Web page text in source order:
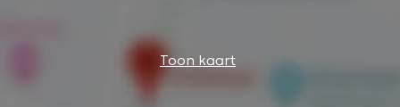
Toon kaart